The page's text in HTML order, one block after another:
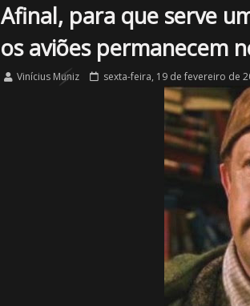
Afinal, para que serve
os aviões permanecem
Vinícius Muniz sexta-feira, 19 de fevereiro de
🎈